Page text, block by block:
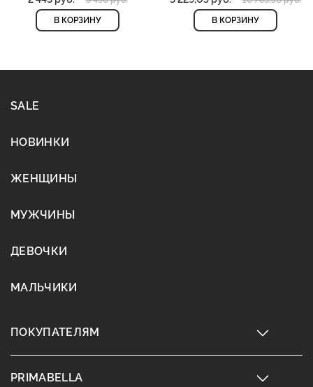
В КОРЗИНУ В КОРЗИНУ
SALE
НОВИНКИ
ЖЕНЩИНЫ
МУЖЧИНЫ
ДЕВОЧКИ
МАЛЬЧИКИ
ПОКУПАТЕЛЯМ
PRIMABELLA